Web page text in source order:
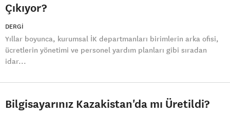
Çıkıyor?
DERGI
Yıllar boyunca, kurumsal İK departmanları birimlerin arka ofisi,
ücretlerin yönetimi ve personel yardım planları gibi sıradan
idar...
Bilgisayarınız Kazakistan'da mı Üretildi?